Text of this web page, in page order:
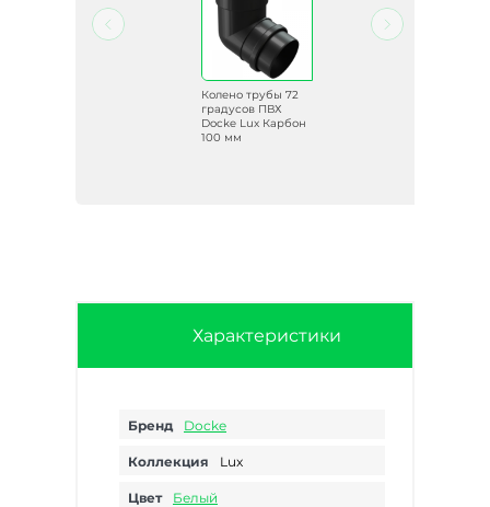
Колено трубы 72
градусов ПВХ
Docke Lux Карбон
100 мм
Характеристики
Бренд Docke
Коллекция Lux
Цвет Белый